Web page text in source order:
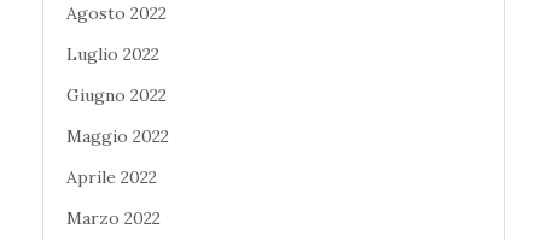
Agosto 2022
Luglio 2022
Giugno 2022
Maggio 2022
Aprile 2022
Marzo 2022